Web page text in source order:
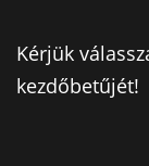
Kérjük
kezdőbetűjét!